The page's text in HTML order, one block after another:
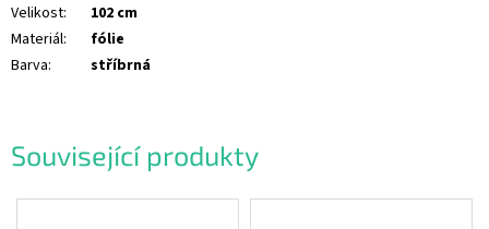
Související produkty
Velikost:
102 cm
Materiál:
fólie
Barva: stříbrná